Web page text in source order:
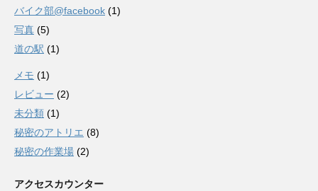
バイク部@facebook (1)
写真 (5)
道の駅 (1)
メモ (1)
レビュー (2)
未分類 (1)
秘密のアトリエ (8)
秘密の作業場 (2)
アクセスカウンター